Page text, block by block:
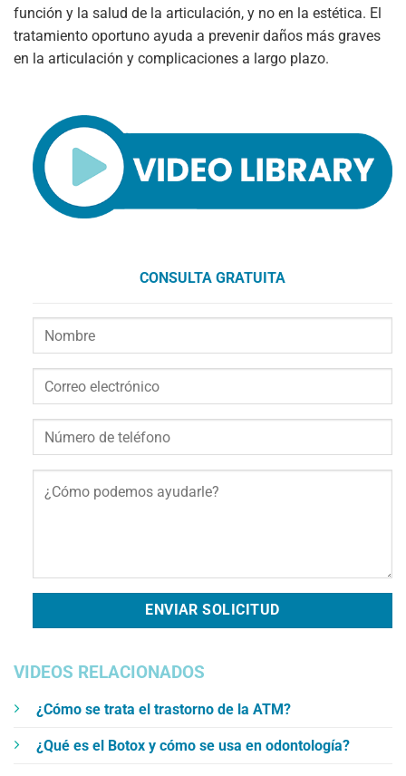
función y la salud de la articulación, y no en la estética. El
tratamiento oportuno ayuda a prevenir daños más graves
en la articulación y complicaciones a largo plazo.
CONSULTA GRATUITA
VIDEOS RELACIONADOS
¿Cómo se trata el trastorno de la ATM?
¿Qué es el Botox y cómo se usa en odontología?